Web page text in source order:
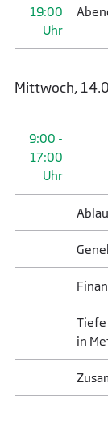
19:00
Uhr
Mittwoch,
9:00 -
17:00
Uhr
Tiefe
in